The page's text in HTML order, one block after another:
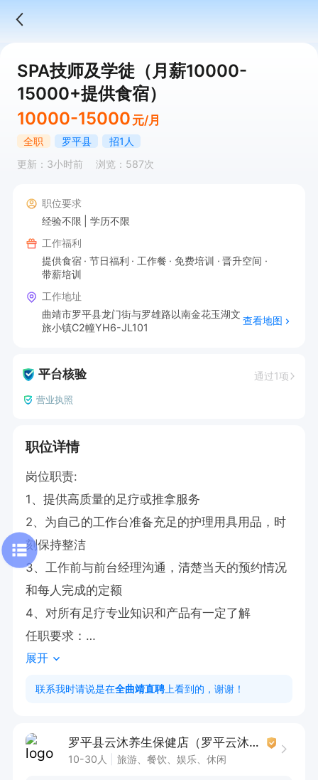
SPA技师及学徒（月薪10000-
15000+提供食宿）
10000-15000 元/月
全职 罗平县
招1人
更新：3小时前
浏览：587次
职位要求
经验不限
学历不限
工作福利
提供食宿
节日福利 工作餐 免费培训
晋升空间
带薪培训
工作地址
曲靖市罗平县龙门街与罗雄路以南金花玉湖文
旅小镇C2幢YH6-JL101
查看地图
平台核验 通过1项
营业执照
职位详情
岗位职责:
1、提供高质量的足疗或推拿服务
2、为自己的工作台准备充足的护理用具用品，时
刻保持整洁
3、工作前与前台经理沟通，清楚当天的预约情况
和每人完成的定额
4、对所有足疗专业知识和产品有一定了解
任职要求：
1. 身体健康，形象气质佳
2. 熟悉 SPA 服务流程，具备手法技巧
一月保底10000-12000 提成120-175 新手可带薪
展开
联系我时请说是在全曲靖直聘 上看到的，谢谢！
罗平县云沐养生保健店（罗平云沐SPA）
10-30人 旅游、餐饮、娱乐、休闲